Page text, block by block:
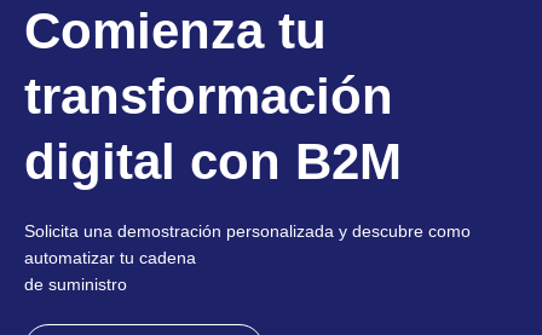
Comienza tu
transformación
digital con B2M
Solicita una demostración personalizada y descubre como
automatizar tu cadena
de suministro